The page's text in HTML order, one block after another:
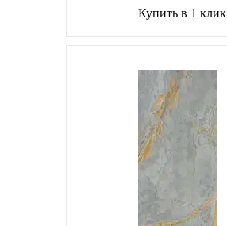
Купить в 1 клик